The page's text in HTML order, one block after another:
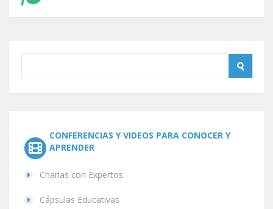
CONFERENCIAS Y VIDEOS PARA CONOCER Y
APRENDER
Charlas con Expertos
Cápsulas Educativas